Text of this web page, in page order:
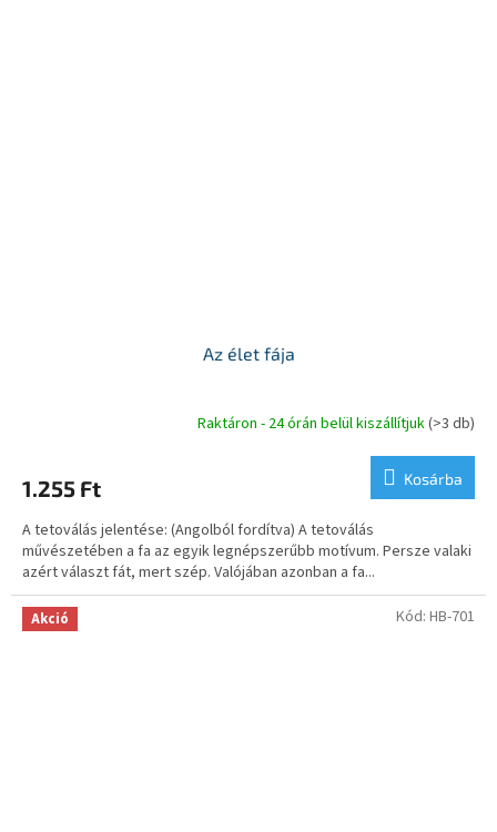
Az élet fája
Raktáron - 24 órán belül kiszállítjuk(>3 db)
1.255 Ft Kosárba
A tetoválás jelentése: (Angolból fordítva) A tetoválás
művészetében a fa az egyik legnépszerűbb motívum. Persze valaki
azért választ fát, mert szép. Valójában azonban a fa...
Akció Kód: HB-701